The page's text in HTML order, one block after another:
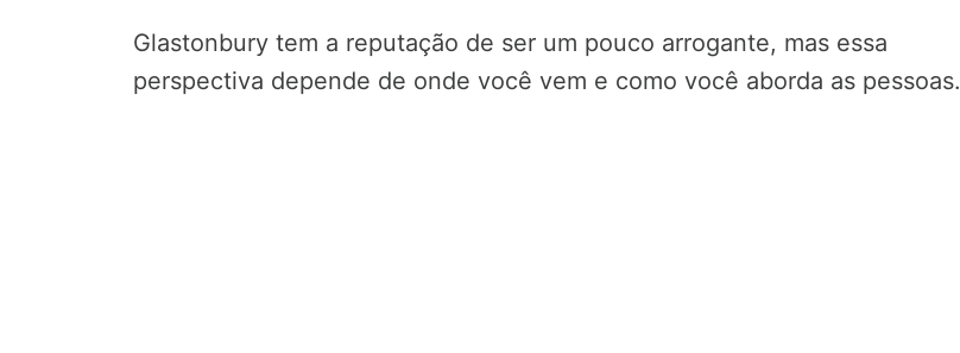
Glastonbury tem a reputação de ser um pouco arrogante, mas essa
perspectiva depende de onde você vem e como você aborda as pessoas.